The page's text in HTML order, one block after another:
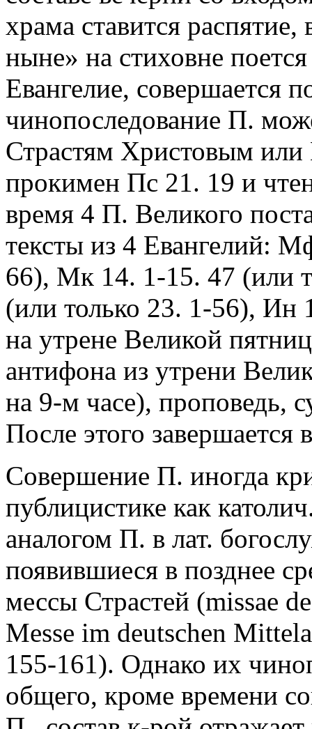
храма ставится
ныне» на стиховне
Евангелие, совершается
чинопоследование П.
Страстям Христовым или
прокимен Пс 21. 19 и
время 4 П. Великого
тексты из 4 Евангелий:
66), Мк 14. 1-15. 47 (или
(или только 23. 1-56), Ин
на утрене Великой
антифона из утрени
на 9-м часе), проповедь,
После этого завершается
Совершение П. иногда
публицистике как
аналогом П. в лат.
появившиеся в позднее
мессы Страстей (missae
Messe im deutschen
155-161). Однако их
общего, кроме времени